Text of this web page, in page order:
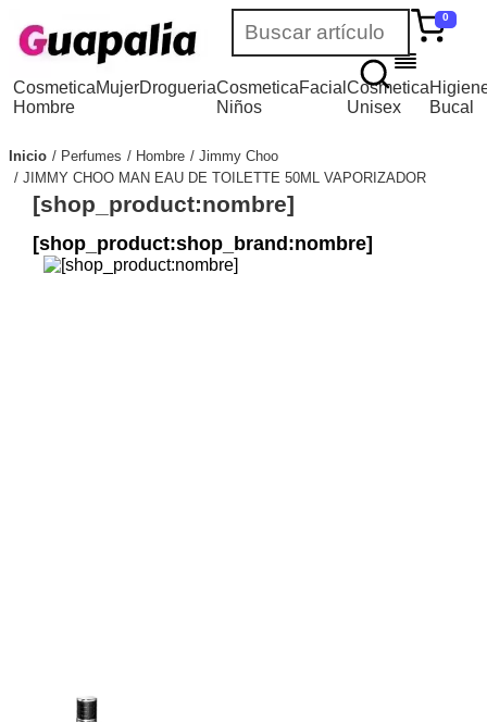
0
Cosmetica
Hombre
MujerDrogueriaCosmetica
Niños
FacialCosmetica
Unisex
Bucal
Inicio Perfumes Hombre
Jimmy Choo
JIMMY CHOO MAN EAU DE TOILETTE 50ML VAPORIZADOR
[shop_product:nombre]
[shop_product:shop_brand:nombre]